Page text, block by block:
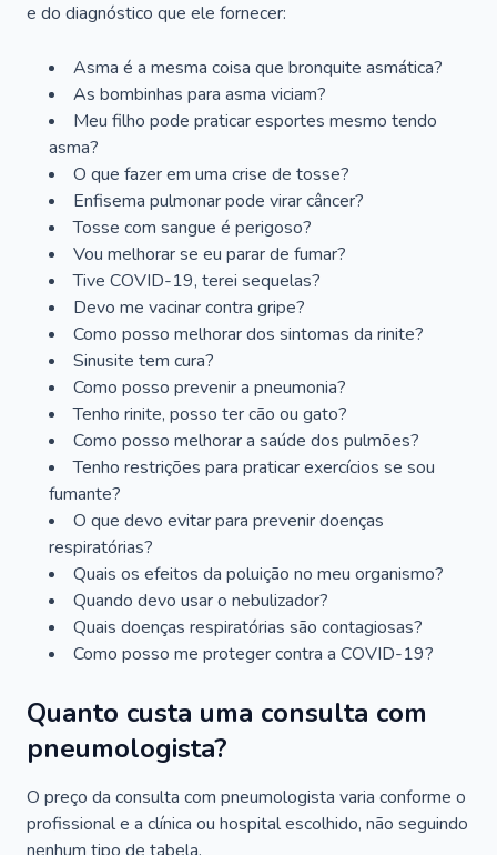
e do diagnóstico que ele fornecer:
Asma é a mesma coisa que bronquite asmática?
As bombinhas para asma viciam?
Meu filho pode praticar esportes mesmo tendo
asma?
O que fazer em uma crise de tosse?
Enfisema pulmonar pode virar câncer?
Tosse com sangue é perigoso?
Vou melhorar se eu parar de fumar?
Tive COVID-19, terei sequelas?
Devo me vacinar contra gripe?
Como posso melhorar dos sintomas da rinite?
Sinusite tem cura?
Como posso prevenir a pneumonia?
Tenho rinite, posso ter cão ou gato?
Como posso melhorar a saúde dos pulmões?
Tenho restrições para praticar exercícios se sou
fumante?
O que devo evitar para prevenir doenças
respiratórias?
Quais os efeitos da poluição no meu organismo?
Quando devo usar o nebulizador?
Quais doenças respiratórias são contagiosas?
Como posso me proteger contra a COVID-19?
Quanto custa uma consulta com
pneumologista?
O preço da consulta com pneumologista varia conforme o
profissional e a clínica ou hospital escolhido, não seguindo